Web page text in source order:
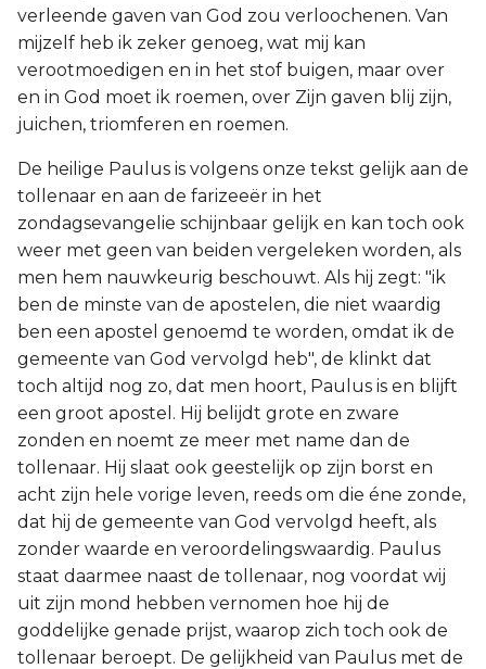
verleende gaven van God zou verloochenen. Van
mijzelf heb ik zeker genoeg, wat mij kan
verootmoedigen en in het stof buigen, maar over
en in God moet ik roemen, over Zijn gaven blij zijn,
juichen, triomferen en roemen.
De heilige Paulus is volgens onze tekst gelijk aan de
tollenaar en aan de farizeeër in het
zondagsevangelie schijnbaar gelijk en kan toch ook
weer met geen van beiden vergeleken worden, als
men hem nauwkeurig beschouwt. Als hij zegt: "ik
ben de minste van de apostelen, die niet waardig
ben een apostel genoemd te worden, omdat ik de
gemeente van God vervolgd heb", de klinkt dat
toch altijd nog zo, dat men hoort, Paulus is en blijft
een groot apostel. Hij belijdt grote en zware
zonden en noemt ze meer met name dan de
tollenaar. Hij slaat ook geestelijk op zijn borst en
acht zijn hele vorige leven, reeds om die éne zonde,
dat hij de gemeente van God vervolgd heeft, als
zonder waarde en veroordelingswaardig. Paulus
staat daarmee naast de tollenaar, nog voordat wij
uit zijn mond hebben vernomen hoe hij de
goddelijke genade prijst, waarop zich toch ook de
tollenaar beroept. De gelijkheid van Paulus met de